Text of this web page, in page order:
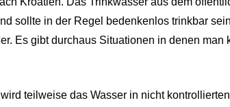
sollte in der Regel bedenkenlos trinkbar
Es gibt durchaus Situationen in denen man
teilweise das Wasser in nicht